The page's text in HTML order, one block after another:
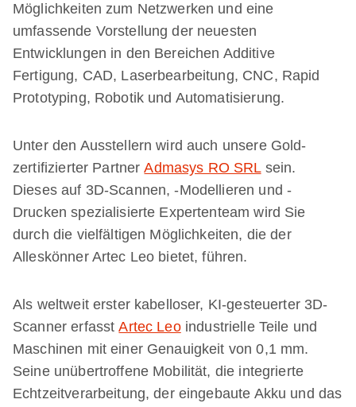
Möglichkeiten zum Netzwerken und eine
umfassende Vorstellung der neuesten
Entwicklungen in den Bereichen Additive
Fertigung, CAD, Laserbearbeitung, CNC, Rapid
Prototyping, Robotik und Automatisierung.
Unter den Ausstellern wird auch unsere Gold-
zertifizierter PartnerAdmasys RO SRLsein.
Dieses auf 3D-Scannen, -Modellieren und -
Drucken spezialisierte Expertenteam wird Sie
durch die vielfältigen Möglichkeiten, die der
Alleskönner Artec Leo bietet, führen.
Als weltweit erster kabelloser, KI-gesteuerter 3D-
Scanner erfasstArtec Leoindustrielle Teile und
Maschinen mit einer Genauigkeit von 0,1 mm.
Seine unübertroffene Mobilität, die integrierte
Echtzeitverarbeitung, der eingebaute Akku und das